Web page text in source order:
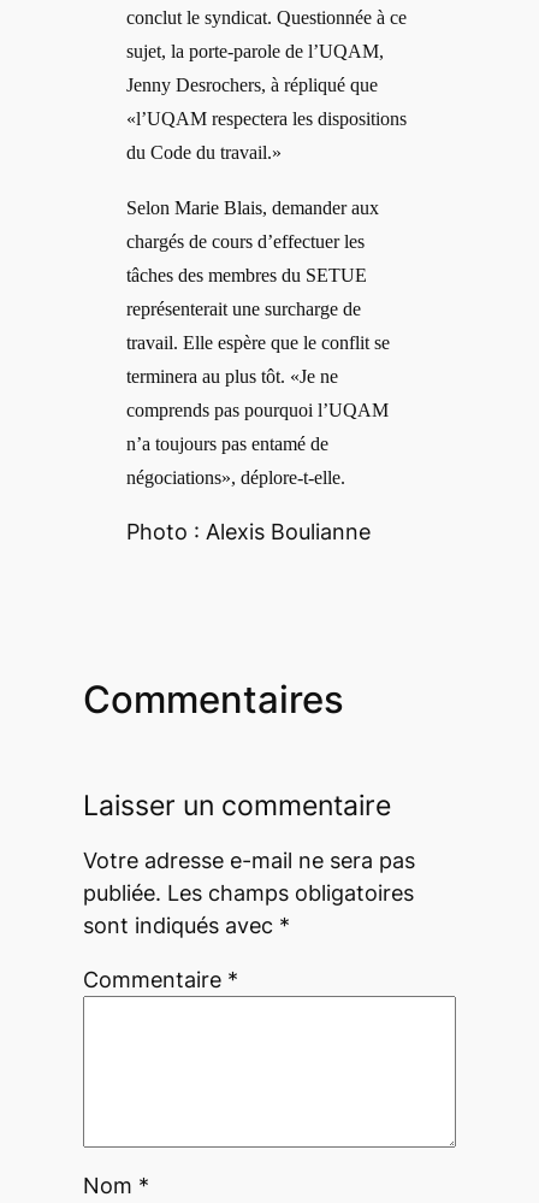
conclut le syndicat. Questionnée à ce
sujet, la porte-parole de l’UQAM,
Jenny Desrochers, à répliqué que
«l’UQAM respectera les dispositions
du Code du travail.»
Selon Marie Blais, demander aux
chargés de cours d’effectuer les
tâches des membres du SETUE
représenterait une surcharge de
travail. Elle espère que le conflit se
terminera au plus tôt. «Je ne
comprends pas pourquoi l’UQAM
n’a toujours pas entamé de
négociations», déplore-t-elle.
Photo : Alexis Boulianne
Commentaires
Laisser un commentaire
Votre adresse e-mail ne sera pas
publiée. Les champs obligatoires
sont indiqués avec *
Commentaire *
Nom *